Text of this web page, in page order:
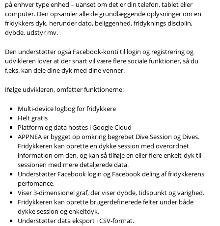
på enhver type enhed – uanset om det er din telefon, tablet eller
computer. Den opsamler alle de grundlæggende oplysninger om en
fridykkers dyk, herunder dato, beliggenhed, fridyknings disciplin,
dybde, udstyr mv.
Den understøtter også Facebook-konti til login og registrering og
udvikleren lover at der snart vil være flere sociale funktioner, så du
f.eks. kan dele dine dyk med dine venner.
Ifølge udvikleren, omfatter funktionerne:
Multi-device logbog for fridykkere
Helt gratis
Platform og data hostes i Google Cloud
APPNEA er bygget op omkring begrebet Dive Session og Dives.
Fridykkeren kan oprette en dykke session med overordnet
information om den, og kan så tilføje en eller flere enkelt-dyk til
sessionen med mere detaljerede data.
Understøtter Facebook login og Facebook deling af fridykkerens
perfomance.
Viser 3-dimensionel graf, der viser dybde, tidspunkt og varighed.
Fridykkeren kan oprette brugerdefinerede felter under både
dykke session og enkeltdyk.
Understøtter data eksport i CSV-format.